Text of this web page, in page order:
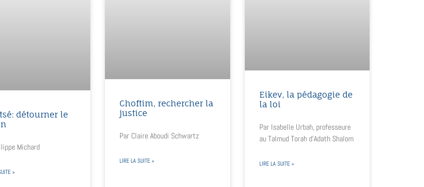
détourner le
Michard
»
Choftim, rechercher la
justice
Par Claire Aboudi Schwartz
LIRE LA SUITE »
Eikev, la pédagogie de
la loi
Par Isabelle Urbah, professeure
au Talmud Torah d’Adath Shalom
LIRE LA SUITE »